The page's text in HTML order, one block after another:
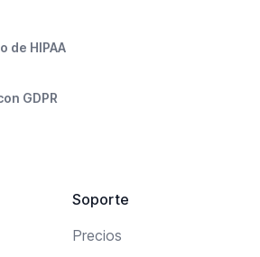
de HIPAA
GDPR
Soporte
Precios